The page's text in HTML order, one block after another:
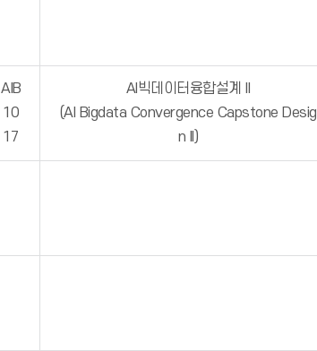
AIB
10
17
AI빅데이터융합설계 II
(AI Bigdata Convergence Capstone Desig
n II)